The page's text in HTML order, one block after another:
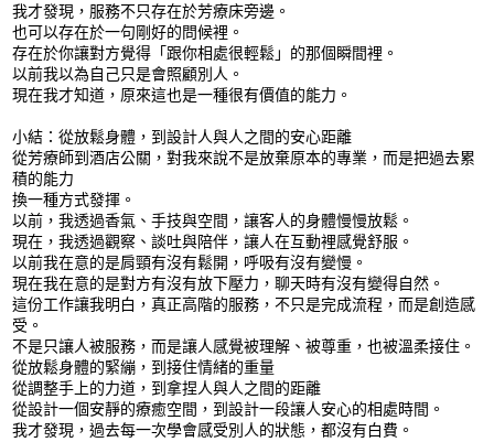
我才發現，服務不只存在於芳療床旁邊。
也可以存在於一句剛好的問候裡。
存在於你讓對方覺得「跟你相處很輕鬆」的那個瞬間裡。
以前我以為自己只是會照顧別人。
現在我才知道，原來這也是一種很有價值的能力。
小結：從放鬆身體，到設計人與人之間的安心距離
從芳療師到酒店公關，對我來說不是放棄原本的專業，而是把過去累
積的能力
換一種方式發揮。
以前，我透過香氣、手技與空間，讓客人的身體慢慢放鬆。
現在，我透過觀察、談吐與陪伴，讓人在互動裡感覺舒服。
以前我在意的是肩頸有沒有鬆開，呼吸有沒有變慢。
現在我在意的是對方有沒有放下壓力，聊天時有沒有變得自然。
這份工作讓我明白，真正高階的服務，不只是完成流程，而是創造感
受。
不是只讓人被服務，而是讓人感覺被理解、被尊重，也被溫柔接住。
從放鬆身體的緊繃，到接住情緒的重量
從調整手上的力道，到拿捏人與人之間的距離
從設計一個安靜的療癒空間，到設計一段讓人安心的相處時間。
我才發現，過去每一次學會感受別人的狀態，都沒有白費。